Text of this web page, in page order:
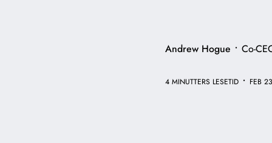
Andrew Hogue • Co-
4 MINUTTERS LESETID • FEB